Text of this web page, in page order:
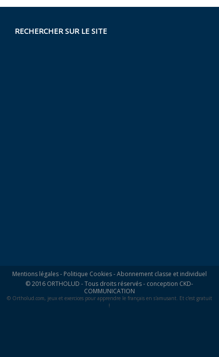
RECHERCHER SUR LE SITE
Mentions légales- Politique Cookies-Abonnement classe et individuel
© 2016 ORTHOLUD - Tous droits réservés - conception CKD-
COMMUNICATION
© Ortholud.com, jeux et exercices pour apprendre le français en s'amusant. Et c'est gratuit
!